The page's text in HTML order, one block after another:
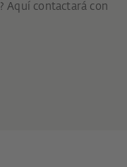
Aquí contactará con